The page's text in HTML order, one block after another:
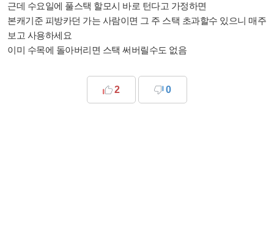
근데 수요일에 풀스택 할모시 바로 턴다고 가정하면
본캐기준 피방카던 가는 사람이면 그 주 스택 초과할수 있으니 매주
보고 사용하세요
이미 수목에 돌아버리면 스택 써버릴수도 없음
2 0